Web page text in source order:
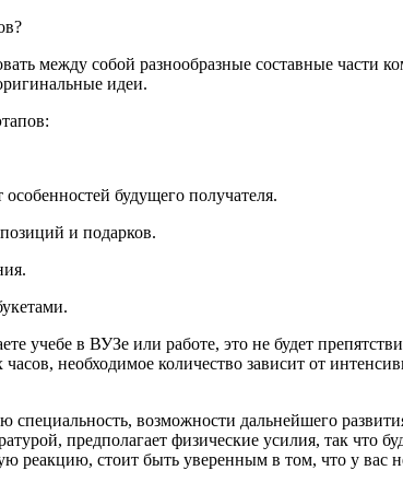
между собой разнообразные составные части
идеи.
будущего получателя.
и подарков.
учебе в ВУЗе или работе, это не будет
необходимое количество зависит от
возможности дальнейшего
предполагает физические усилия, так что
реакцию, стоит быть уверенным в том, что у вас